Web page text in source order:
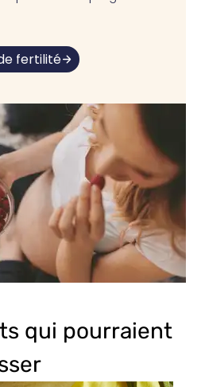
fertilité
qui pourraient